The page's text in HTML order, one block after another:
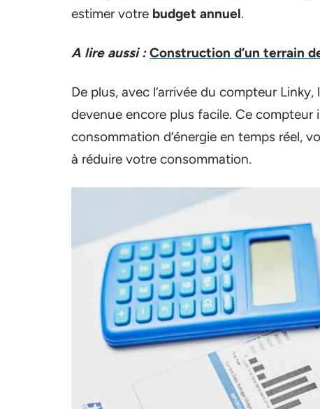
estimer votre budget annuel.
A lire aussi : Construction d’un terrain
De plus, avec l’arrivée du compteur
devenue encore plus facile. Ce
consommation d’énergie en temps réel,
à réduire votre consommation.